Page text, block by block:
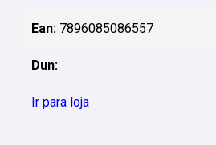
Ean: 7896085086557
Dun:
Ir para loja